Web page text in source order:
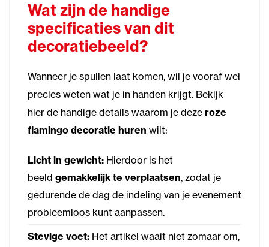
Wat zijn de handige
specificaties van dit
decoratiebeeld?
Wanneer je spullen laat komen, wil je vooraf wel
precies weten wat je in handen krijgt. Bekijk
hier de handige details waarom je deze roze
flamingo decoratie huren wilt:
Licht in gewicht: Hierdoor is het
beeld gemakkelijk te verplaatsen, zodat je
gedurende de dag de indeling van je evenement
probleemloos kunt aanpassen.
Stevige voet: Het artikel waait niet zomaar om,